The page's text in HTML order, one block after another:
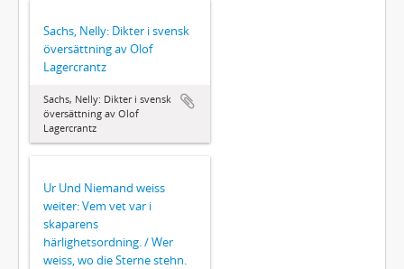
Sachs, Nelly: Dikter i svensk
översättning av Olof
Lagercrantz
Sachs, Nelly: Dikter i svensk
översättning av Olof
Lagercrantz
Ur Und Niemand weiss
weiter: Vem vet var i
skaparens
härlighetsordning. / Wer
weiss, wo die Sterne stehn.